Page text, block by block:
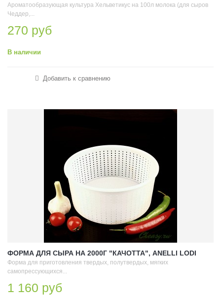
Ароматообразующая культура Хельветикус на 100л молока (для сыров
Чеддер,...
270 руб
В наличии
Добавить к сравнению
ФОРМА ДЛЯ СЫРА НА 2000Г "КАЧОТТА", ANELLI LODI
Форма для приготовления твердых, полутвердых, мягких
самопрессующихся...
1 160 руб